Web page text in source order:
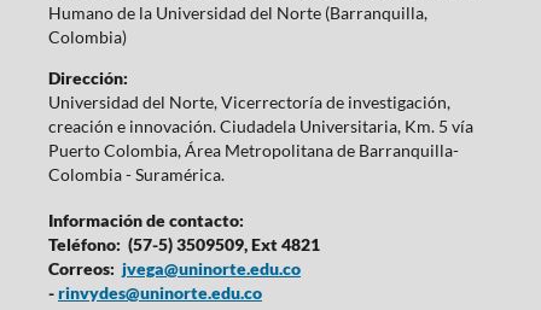
Humano de la Universidad del Norte (Barranquilla,
Colombia)
Dirección:
Universidad del Norte, Vicerrectoría de investigación,
creación e innovación. Ciudadela Universitaria, Km. 5 vía
Puerto Colombia, Área Metropolitana de Barranquilla-
Colombia - Suramérica.
Información de contacto:
Teléfono: (57-5) 3509509, Ext 4821
Correos: jvega@uninorte.edu.co
-rinvydes@uninorte.edu.co